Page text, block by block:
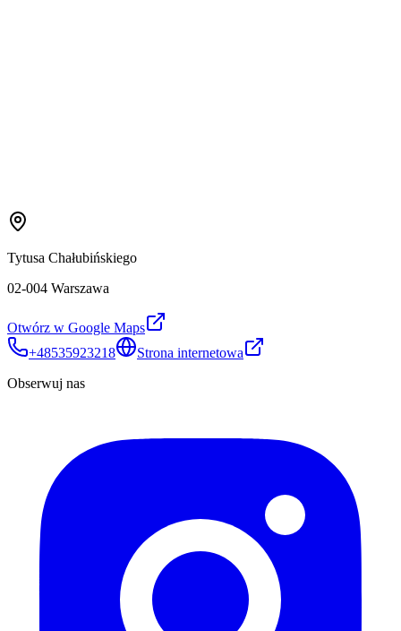
Tytusa Chałubińskiego
02-004 Warszawa
Otwórz w Google Maps
+48535923218
Strona internetowa
Obserwuj nas